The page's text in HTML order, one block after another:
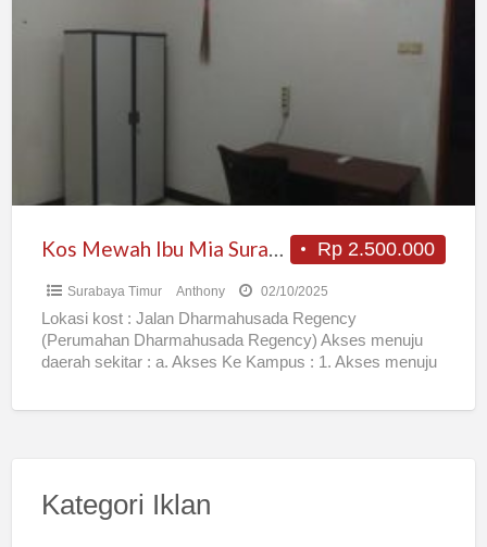
Rp 2.500.000
Kos Mewah Ibu Mia Surabaya Timur
Surabaya Timur Anthony 02/10/2025
Lokasi kost : Jalan Dharmahusada Regency
(Perumahan Dharmahusada Regency) Akses menuju
daerah sekitar : a. Akses Ke Kampus : 1. Akses menuju
Kategori Iklan